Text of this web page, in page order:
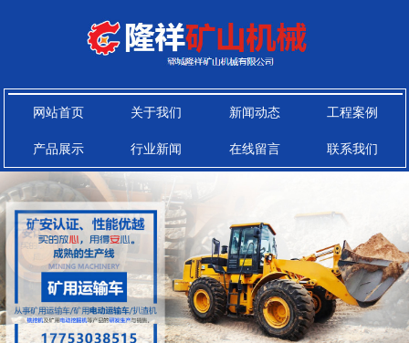
网站首页 关于我们 新闻动态 工程案例
产品展示 行业新闻 在线留言 联系我们